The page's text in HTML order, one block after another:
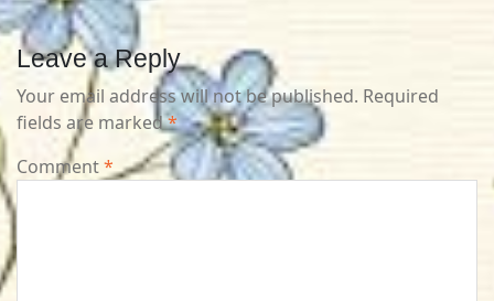
Leave a Reply
Your email address will not be published. Required
fields are marked*
Comment*